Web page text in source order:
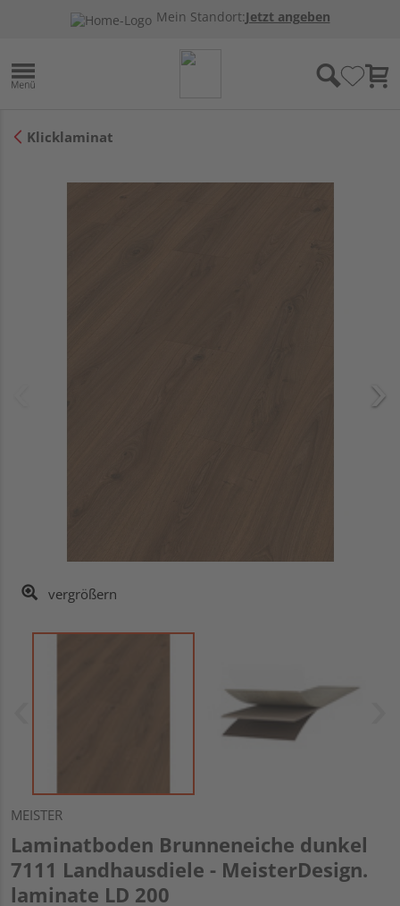
Mein Standort:Jetzt angeben
Klicklaminat
vergrößern
MEISTER
Laminatboden Brunneneiche dunkel
7111 Landhausdiele - MeisterDesign.
laminate LD 200